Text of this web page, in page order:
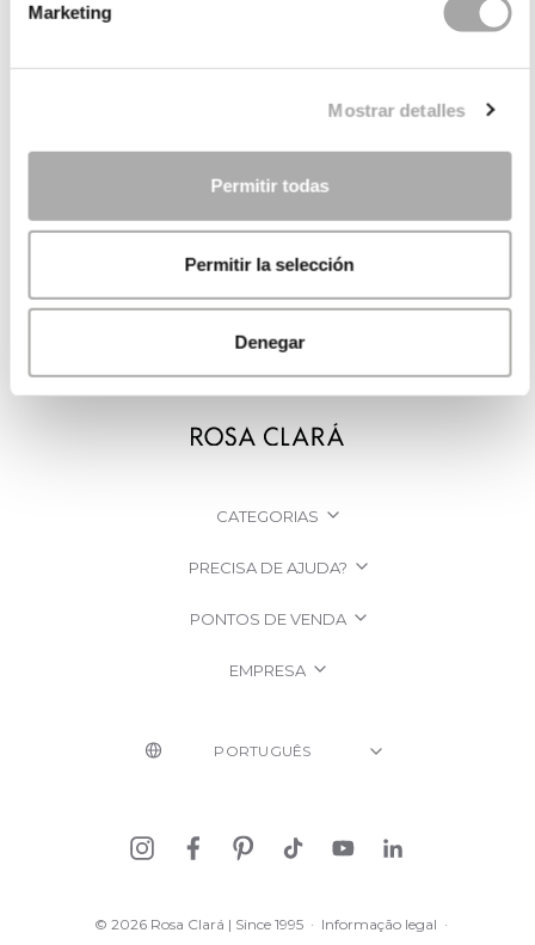
Marketing
Mostrar detalles
Permitir todas
Permitir la selección
Denegar
CATEGORIAS
PRECISA DE AJUDA?
PONTOS DE VENDA
EMPRESA
© 2026 Rosa Clará | Since 1995 · Informação legal ·